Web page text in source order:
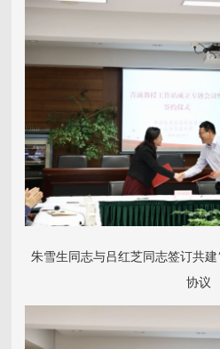
朱雪生同志与吕红芝同志签订共
协议